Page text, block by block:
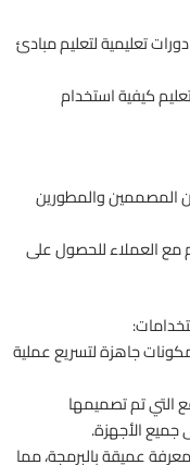
تعليمية لتعليم مبادئ
كيفية استخدام
المصممين والمطورين
مع العملاء للحصول على
جاهزة لتسريع عملية
التي تم تصميمها
جميع الأجهزة.
عميقة بالبرمجة، مما